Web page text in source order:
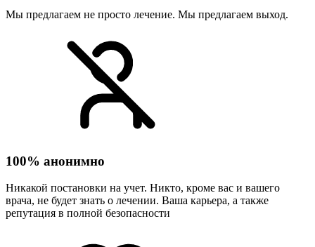
Мы предлагаем не просто лечение. Мы предлагаем выход.
100% анонимно
Никакой постановки на учет. Никто, кроме вас и вашего
врача, не будет знать о лечении. Ваша карьера, а также
репутация в полной безопасности